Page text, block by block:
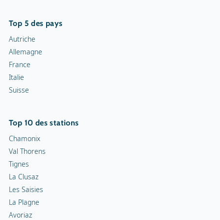
Snowrafting
Traîneau à chiens
Motoneiges
Top 5 des pays
Autriche
Allemagne
France
Italie
Suisse
Top 10 des stations
Chamonix
Val Thorens
Tignes
La Clusaz
Les Saisies
La Plagne
Avoriaz